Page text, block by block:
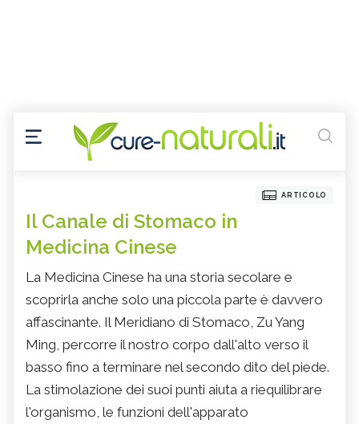
ARTICOLO
Il Canale di Stomaco in
Medicina Cinese
La Medicina Cinese ha una storia secolare e
scoprirla anche solo una piccola parte è davvero
affascinante. Il Meridiano di Stomaco, Zu Yang
Ming, percorre il nostro corpo dall'alto verso il
basso fino a terminare nel secondo dito del piede.
La stimolazione dei suoi punti aiuta a riequilibrare
l'organismo, le funzioni dell'apparato